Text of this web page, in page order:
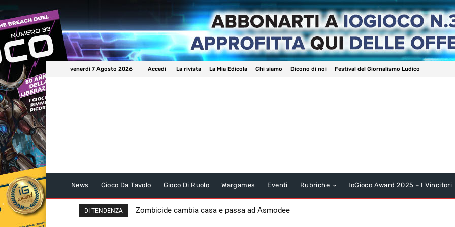
venerdì 7 Agosto 2026 Accedi La rivista La Mia Edicola Chi siamo Dicono di noi Festival del Giornalismo Ludico
News Gioco Da Tavolo Gioco Di Ruolo Wargames Eventi Rubriche IoGioco Award 2025 – I Vincitori
DI TENDENZA Zombicide cambia casa e passa ad Asmodee